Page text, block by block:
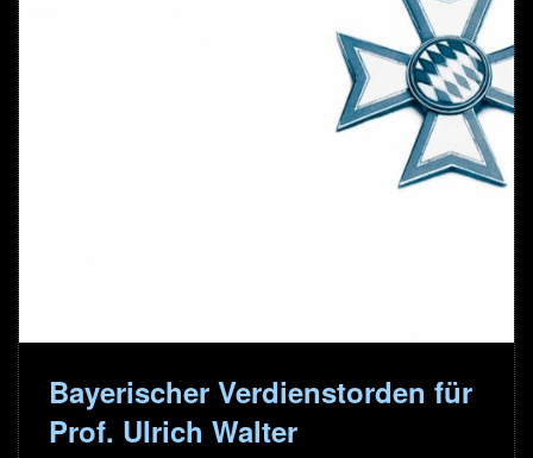
Bayerischer Verdienstorden für
Prof. Ulrich Walter